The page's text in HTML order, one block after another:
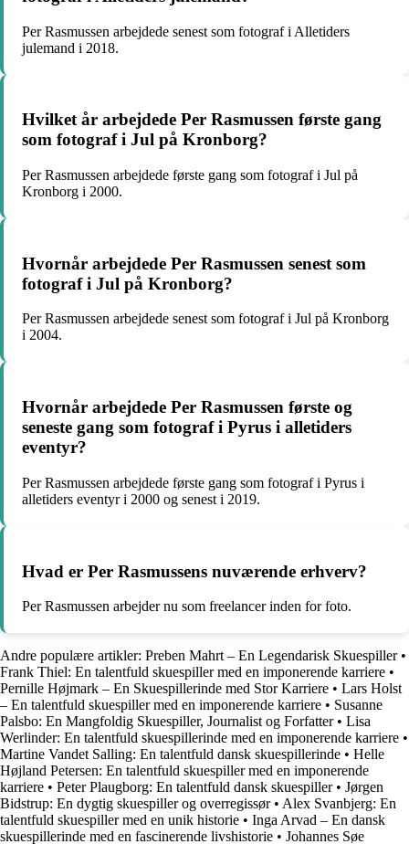
Per Rasmussen arbejdede senest som fotograf i Alletiders
julemand i 2018.
Hvilket år arbejdede Per Rasmussen første gang
som fotograf i Jul på Kronborg?
Per Rasmussen arbejdede første gang som fotograf i Jul på
Kronborg i 2000.
Hvornår arbejdede Per Rasmussen senest som
fotograf i Jul på Kronborg?
Per Rasmussen arbejdede senest som fotograf i Jul på Kronborg
i 2004.
Hvornår arbejdede Per Rasmussen første og
seneste gang som fotograf i Pyrus i alletiders
eventyr?
Per Rasmussen arbejdede første gang som fotograf i Pyrus i
alletiders eventyr i 2000 og senest i 2019.
Hvad er Per Rasmussens nuværende erhverv?
Per Rasmussen arbejder nu som freelancer inden for foto.
Andre populære artikler: Preben Mahrt – En Legendarisk Skuespiller•
Frank Thiel: En talentfuld skuespiller med en imponerende karriere •
Pernille Højmark – En Skuespillerinde med Stor Karriere • Lars Holst
– En talentfuld skuespiller med en imponerende karriere • Susanne
Palsbo: En Mangfoldig Skuespiller, Journalist og Forfatter• Lisa
Werlinder: En talentfuld skuespillerinde med en imponerende karriere •
Martine Vandet Salling: En talentfuld dansk skuespillerinde • Helle
Højland Petersen: En talentfuld skuespiller med en imponerende
karriere • Peter Plaugborg: En talentfuld dansk skuespiller• Jørgen
Bidstrup: En dygtig skuespiller og overregissør• Alex Svanbjerg: En
talentfuld skuespiller med en unik historie • Inga Arvad – En dansk
skuespillerinde med en fascinerende livshistorie • Johannes Søe